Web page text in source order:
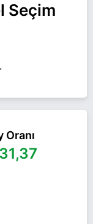
Seçim
HATAY İL
MHP
GÖREVINI
belediye
2024 yerel
Oranı